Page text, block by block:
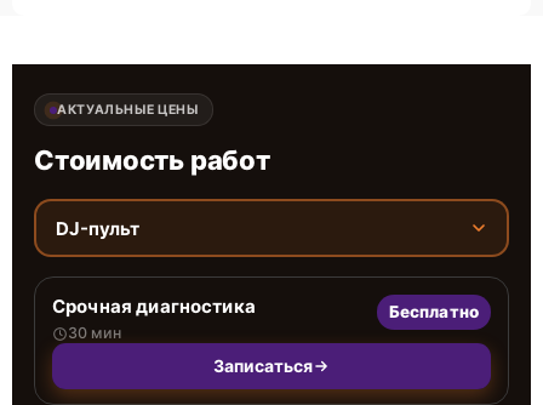
АКТУАЛЬНЫЕ ЦЕНЫ
Стоимость работ
DJ-пульт
Срочная диагностика
30 мин
Бесплатно
Записаться